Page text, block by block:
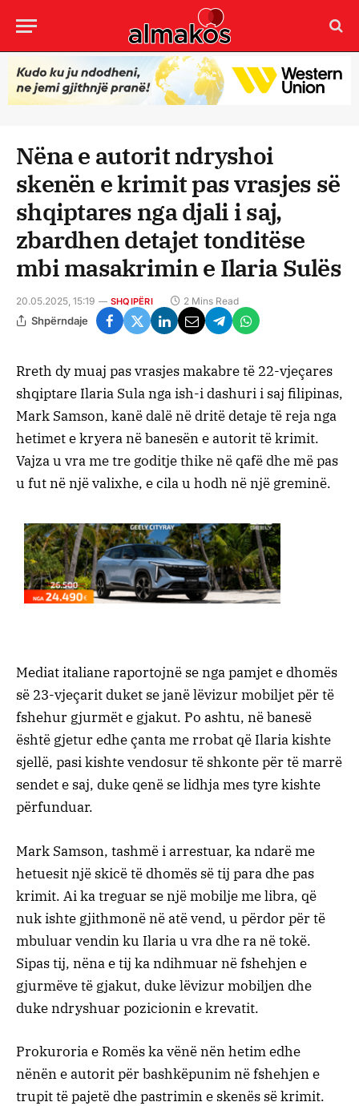
Nëna e autorit ndryshoi
skenën e krimit pas vrasjes së
shqiptares nga djali i saj,
zbardhen detajet tonditëse
mbi masakrimin e Ilaria Sulës
20.05.2025, 15:19 SHQIPËRI 2 Mins Read
Shpërndaje
Rreth dy muaj pas vrasjes makabre të 22-vjeçares
shqiptare Ilaria Sula nga ish-i dashuri i saj filipinas,
Mark Samson, kanë dalë në dritë detaje të reja nga
hetimet e kryera në banesën e autorit të krimit.
Vajza u vra me tre goditje thike në qafë dhe më pas
u fut në një valixhe, e cila u hodh në një greminë.
Mediat italiane raportojnë se nga pamjet e dhomës
së 23-vjeçarit duket se janë lëvizur mobiljet për të
fshehur gjurmët e gjakut. Po ashtu, në banesë
është gjetur edhe çanta me rrobat që Ilaria kishte
sjellë, pasi kishte vendosur të shkonte për të marrë
sendet e saj, duke qenë se lidhja mes tyre kishte
përfunduar.
Mark Samson, tashmë i arrestuar, ka ndarë me
hetuesit një skicë të dhomës së tij para dhe pas
krimit. Ai ka treguar se një mobilje me libra, që
nuk ishte gjithmonë në atë vend, u përdor për të
mbuluar vendin ku Ilaria u vra dhe ra në tokë.
Sipas tij, nëna e tij ka ndihmuar në fshehjen e
gjurmëve të gjakut, duke lëvizur mobiljen dhe
duke ndryshuar pozicionin e krevatit.
Prokuroria e Romës ka vënë nën hetim edhe
nënën e autorit për bashkëpunim në fshehjen e
trupit të pajetë dhe pastrimin e skenës së krimit.